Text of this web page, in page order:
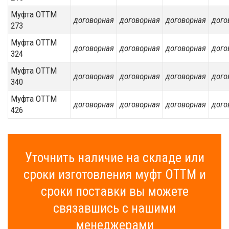
Муфта ОТТМ
273
договорная договорная договорная
Муфта ОТТМ
324
договорная договорная договорная
Муфта ОТТМ
340
договорная договорная договорная
Муфта ОТТМ
426
договорная договорная договорная
Уточнить наличие на складе или
сроки изготовления муфт ОТТМ и
сроки поставки вы можете
связавшись с нашими
менеджерами